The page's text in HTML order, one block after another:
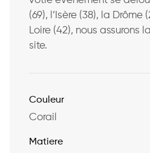
(69), l’Isère (38), la Drôme
Loire (42), nous assurons
site.
Couleur
Corail
Matiere